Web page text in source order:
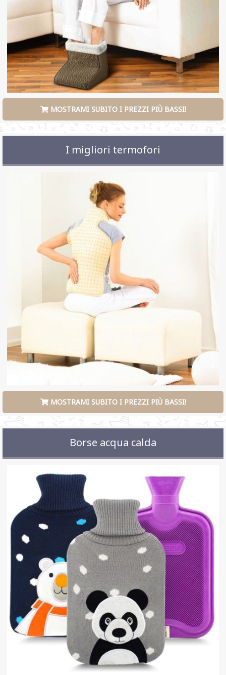
MOSTRAMI SUBITO I PREZZI PIÙ BASSI!
I migliori termofori
MOSTRAMI SUBITO I PREZZI PIÙ BASSI!
Borse acqua calda